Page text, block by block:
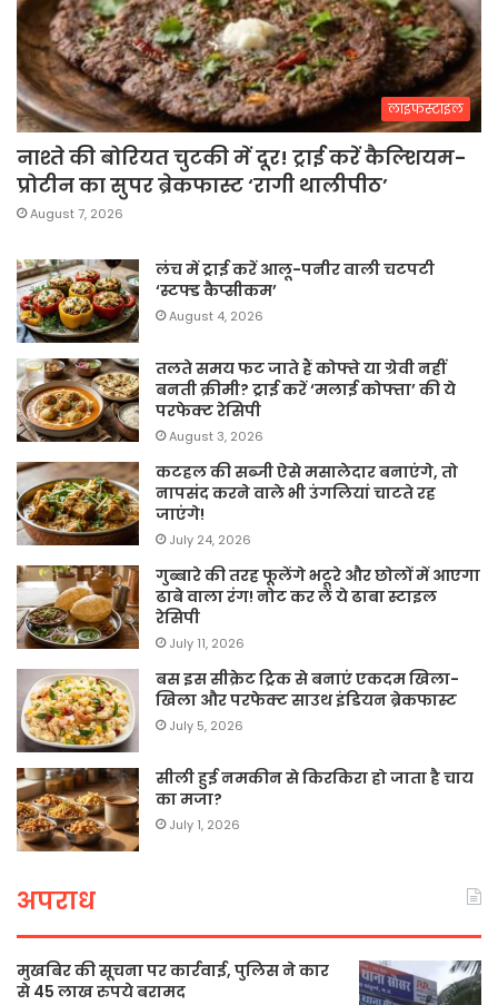
लाइफस्टाइल
नाश्ते की बोरियत चुटकी में दूर! ट्राई करें कैल्शियम-
प्रोटीन का सुपर ब्रेकफास्ट ‘रागी थालीपीठ’
August 7, 2026
लंच में ट्राई करें आलू-पनीर वाली चटपटी
‘स्टफ्ड कैप्सीकम’
August 4, 2026
तलते समय फट जाते हैं कोफ्ते या ग्रेवी नहीं
बनती क्रीमी? ट्राई करें ‘मलाई कोफ्ता’ की ये
परफेक्ट रेसिपी
August 3, 2026
कटहल की सब्जी ऐसे मसालेदार बनाएंगे, तो
नापसंद करने वाले भी उंगलियां चाटते रह
जाएंगे!
July 24, 2026
गुब्बारे की तरह फूलेंगे भटूरे और छोलों में आएगा
ढाबे वाला रंग! नोट कर लें ये ढाबा स्टाइल
रेसिपी
July 11, 2026
बस इस सीक्रेट ट्रिक से बनाएं एकदम खिला-
खिला और परफेक्ट साउथ इंडियन ब्रेकफास्ट
July 5, 2026
सीली हुई नमकीन से किरकिरा हो जाता है चाय
का मजा?
July 1, 2026
अपराध
मुखबिर की सूचना पर कार्रवाई, पुलिस ने कार
से 45 लाख रुपये बरामद